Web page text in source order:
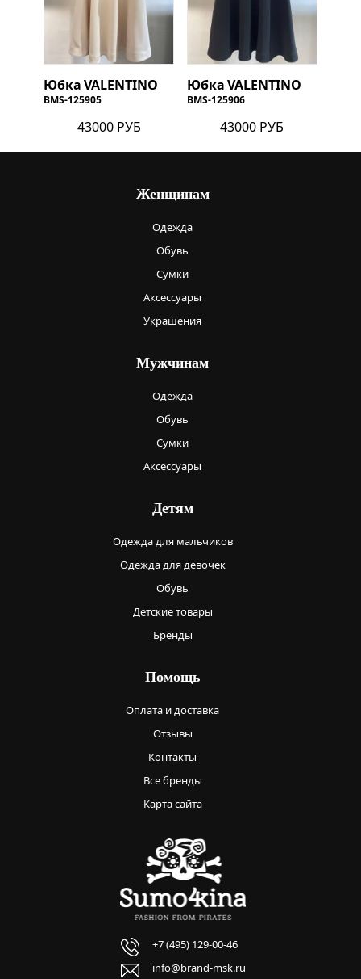
ЮбкаVALENTINO
BMS-125905
43000 РУБ
ЮбкаVALENTINO
BMS-125906
43000 РУБ
Женщинам
Одежда
Обувь
Сумки
Аксессуары
Украшения
Мужчинам
Одежда
Обувь
Сумки
Аксессуары
Детям
Одежда для мальчиков
Одежда для девочек
Обувь
Детские товары
Бренды
Помощь
Оплата и доставка
Отзывы
Контакты
Все бренды
Карта сайта
+7 (495) 129-00-46
info@brand-msk.ru